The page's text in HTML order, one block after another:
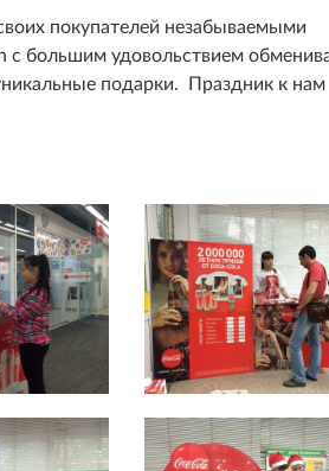
покупателей незабываемыми
с большим удовольствием
подарки. Праздник к нам